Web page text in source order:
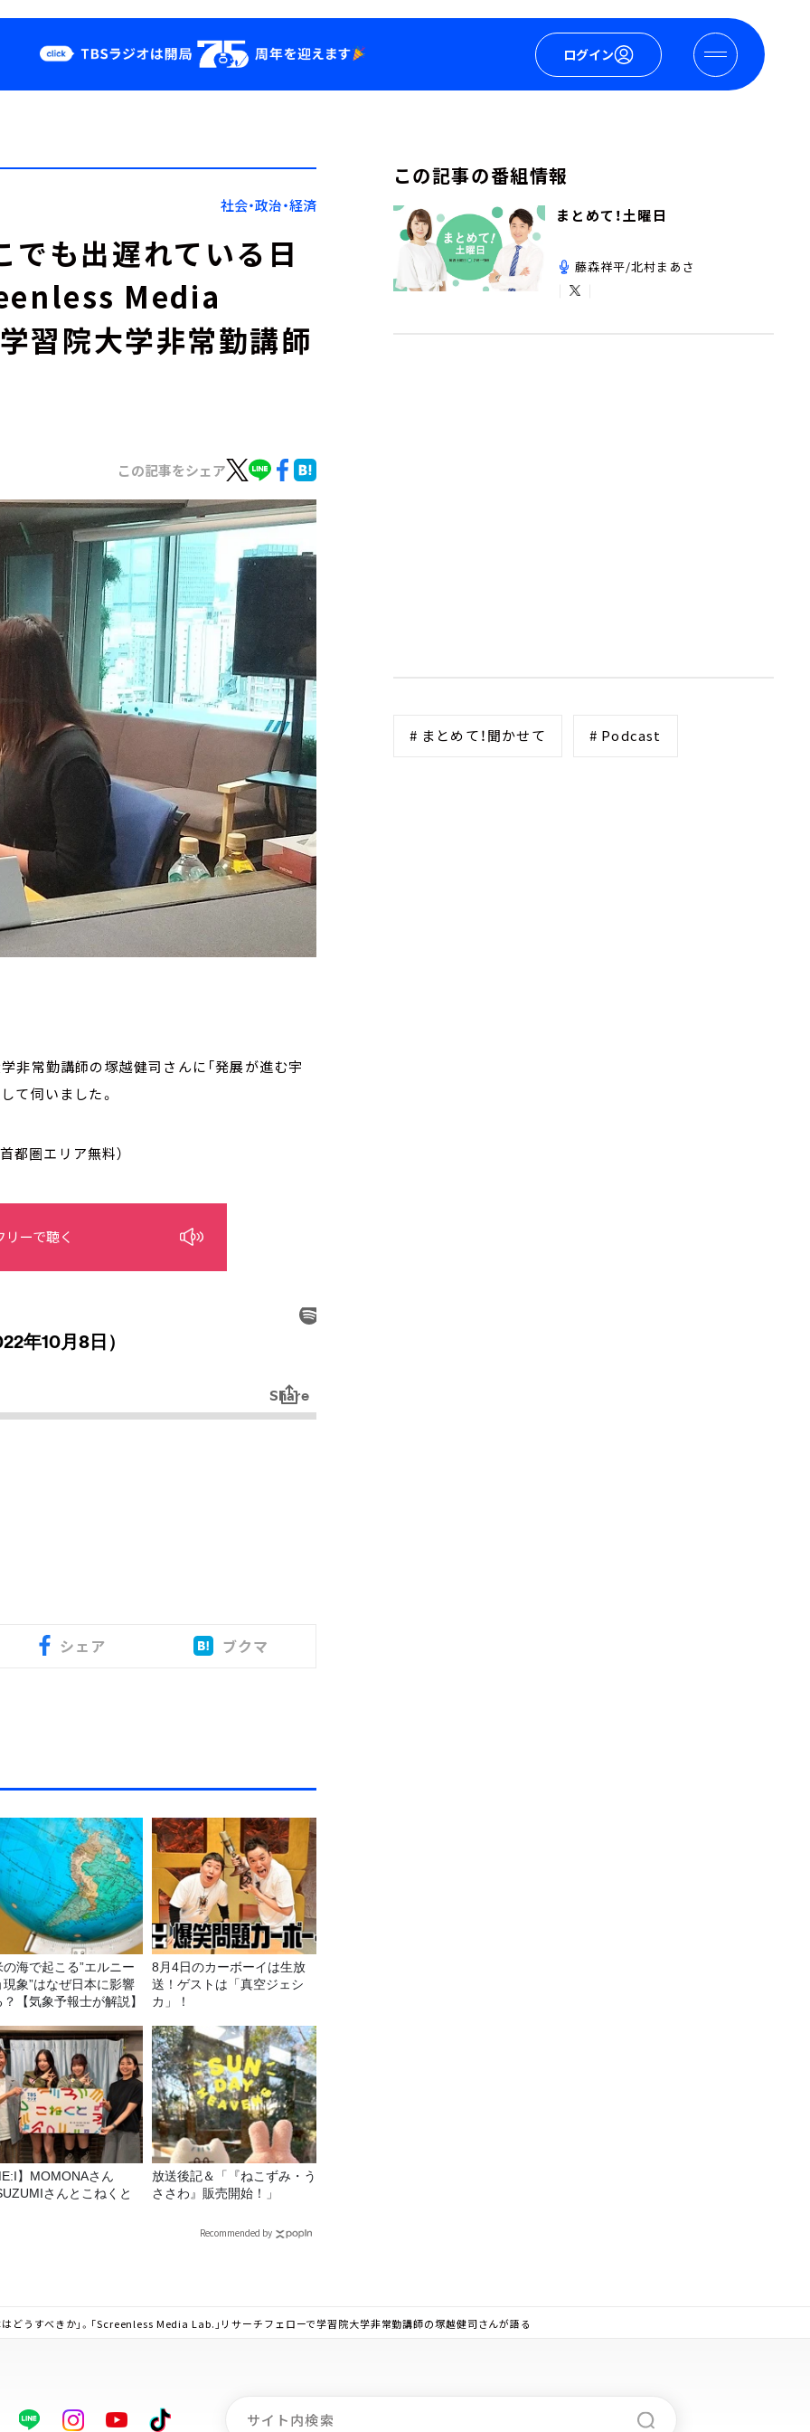
ログイン
YouTube
会社情報社会・政治・経済
でも出遅れている日
Media
習院大学非常勤講師
この記事をシェア
非常勤講師の塚越健司さんに「発展が進む宇
て伺いました。
都圏エリア無料）
リーで聴く
シェア ブクマ
の海で起こる”エルニー
現象”はなぜ日本に影響
？【気象予報士が解説】
8月4日のカーボーイは生放
送！ゲストは「真空ジェシ
カ」！
】MOMONAさん
さんとこねくと
放送後記＆「『ねこずみ・う
ささわ』販売開始！」
Recommended by
この記事の番組情報
まとめて！土曜日
藤森祥平/北村まあさ
# まとめて！聞かせて # Podcast
どうすべきか」。「Screenless Media Lab.」リサーチフェローで学習院大学非常勤講師の塚越健司さんが語る